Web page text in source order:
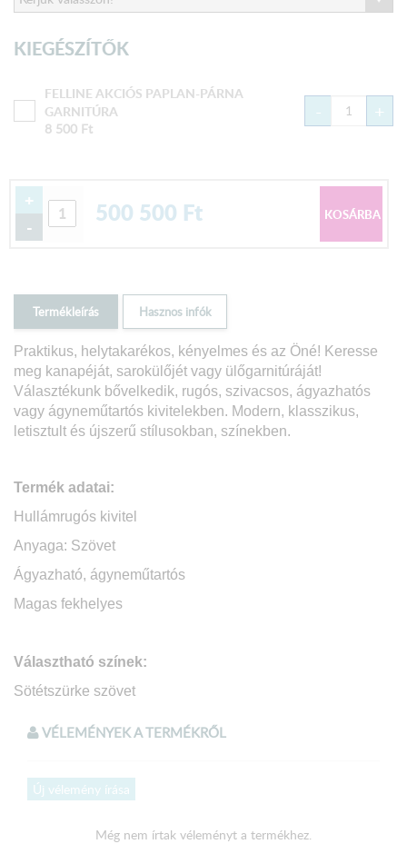
KIEGÉSZÍTŐK
FELLINE AKCIÓS PAPLAN-PÁRNA
GARNITÚRA
8 500 Ft
- +
+
-
500 500 Ft
Termékleírás Hasznos infók
Praktikus, helytakarékos, kényelmes és az Öné! Keresse
meg kanapéját, sarokülőjét vagy ülőgarnitúráját!
Választékunk bővelkedik, rugós, szivacsos, ágyazhatós
vagy ágyneműtartós kivitelekben. Modern, klasszikus,
letisztult és újszerű stílusokban, színekben.
Termék adatai:
Hullámrugós kivitel
Anyaga: Szövet
Ágyazható, ágyneműtartós
Magas fekhelyes
Választható színek:
Sötétszürke szövet
Háttámla magassága: 90 cm
Beülőmélység: 80 cm
VÉLEMÉNYEK A TERMÉKRŐL
Új vélemény írása
Még nem írtak véleményt a termékhez.